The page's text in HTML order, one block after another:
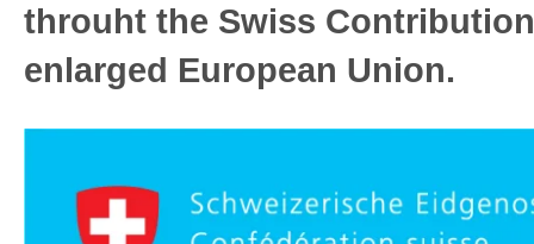
throuht the Swiss
enlarged European Union.